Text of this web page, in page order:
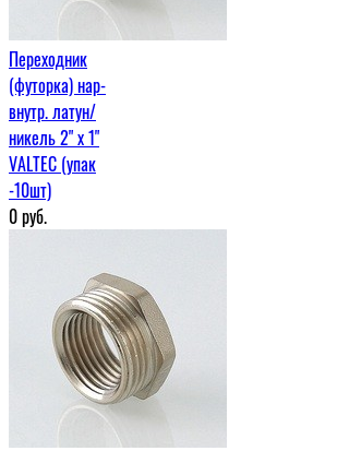
Переходник
(футорка) нар-
внутр. латун/
никель 2" х 1"
VALTEC (упак
-10шт)
0руб.